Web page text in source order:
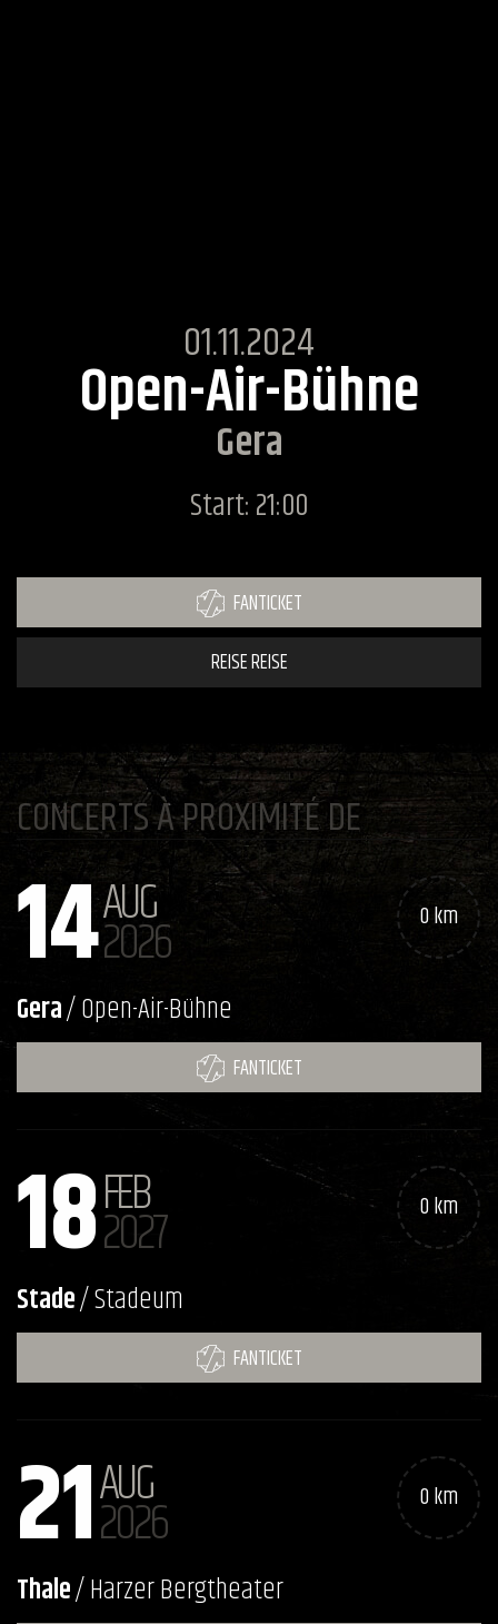
01.11.2024
Open-Air-Bühne
Gera
Start: 21:00
FANTICKET
REISE REISE
CONCERTS À PROXIMITÉ DE
14AUG
2026 0 km
Gera/ Open-Air-Bühne
FANTICKET
18FEB
2027 0 km
Stade/ Stadeum
FANTICKET
21AUG
2026 0 km
Thale/ Harzer Bergtheater